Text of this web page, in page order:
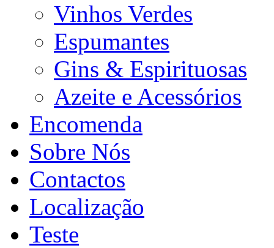
Vinhos Verdes
Espumantes
Gins & Espirituosas
Azeite e Acessórios
Encomenda
Sobre Nós
Contactos
Localização
Teste